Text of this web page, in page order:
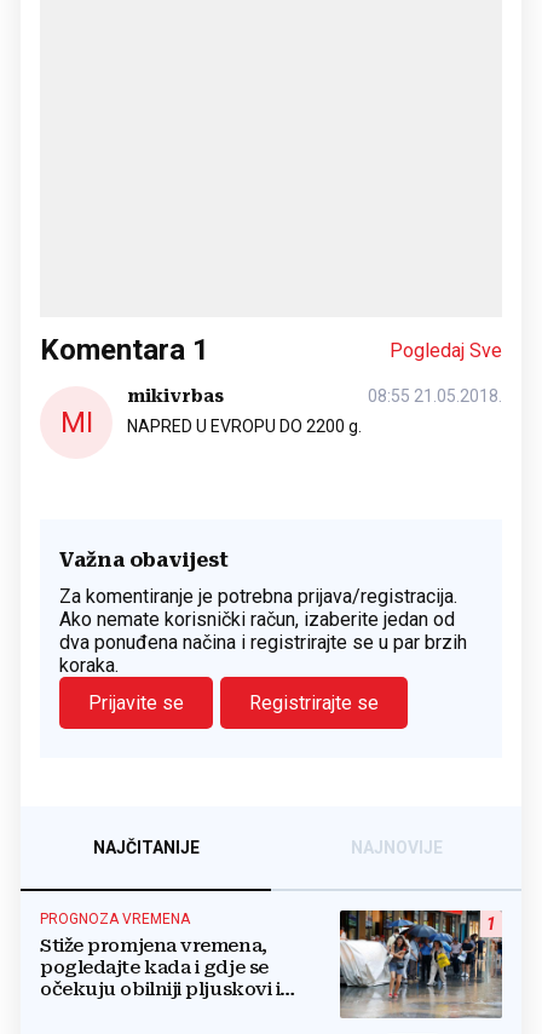
Komentara 1 Pogledaj Sve
MI
mikivrbas
08:55 21.05.2018.
NAPRED U EVROPU DO 2200 g.
Važna obavijest
Za komentiranje je potrebna prijava/registracija.
Ako nemate korisnički račun, izaberite jedan od
dva ponuđena načina i registrirajte se u par brzih
koraka.
Prijavite se
Registrirajte se
NAJČITANIJE NAJNOVIJE
1
PROGNOZA VREMENA
Stiže promjena vremena,
pogledajte kada i gdje se
očekuju obilniji pljuskovi i